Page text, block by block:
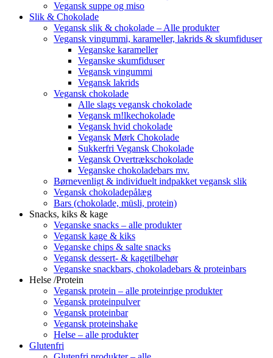
Vegansk suppe og miso
Slik & Chokolade
Vegansk slik & chokolade – Alle produkter
Vegansk vingummi, karameller, lakrids & skumfiduser
Veganske karameller
Veganske skumfiduser
Vegansk vingummi
Vegansk lakrids
Vegansk chokolade
Alle slags vegansk chokolade
Vegansk m!lkechokolade
Vegansk hvid chokolade
Vegansk Mørk Chokolade
Sukkerfri Vegansk Chokolade
Vegansk Overtrækschokolade
Veganske chokoladebars mv.
Børnevenligt & individuelt indpakket vegansk slik
Vegansk chokoladepålæg
Bars (chokolade, müsli, protein)
Snacks, kiks & kage
Veganske snacks – alle produkter
Vegansk kage & kiks
Veganske chips & salte snacks
Vegansk dessert- & kagetilbehør
Veganske snackbars, chokoladebars & proteinbars
Helse /Protein
Vegansk protein – alle proteinrige produkter
Vegansk proteinpulver
Vegansk proteinbar
Vegansk proteinshake
Helse – alle produkter
Glutenfri